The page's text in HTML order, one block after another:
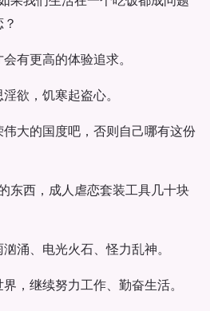
有更高的体验追求。
欲，饥寒起盗心。
大的国度吧，否则自己哪有这份
东西，成人虐恋套装工具几十块
涌、电光火石、怪力乱神。
，继续努力工作、勤奋生活。